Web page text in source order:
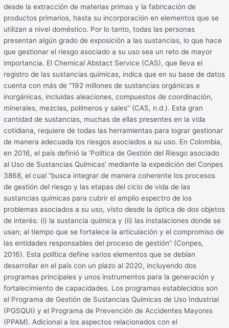
desde la extracción de materias primas y la fabricación de
productos primarios, hasta su incorporación en elementos que se
utilizan a nivel doméstico. Por lo tanto, todas las personas
presentan algún grado de exposición a las sustancias, lo que hace
que gestionar el riesgo asociado a su uso sea un reto de mayor
importancia. El Chemical Abstact Service (CAS), que lleva el
registro de las sustancias químicas, indica que en su base de datos
cuenta con más de “192 millones de sustancias orgánicas e
inorgánicas, incluidas aleaciones, compuestos de coordinación,
minerales, mezclas, polímeros y sales” (CAS, n.d.). Esta gran
cantidad de sustancias, muchas de ellas presentes en la vida
cotidiana, requiere de todas las herramientas para lograr gestionar
de manera adecuada los riesgos asociados a su uso. En Colombia,
en 2016, el país definió la ‘Política de Gestión del Riesgo asociado
al Uso de Sustancias Químicas’ mediante la expedición del Conpes
3868, el cual “busca integrar de manera coherente los procesos
de gestión del riesgo y las etapas del ciclo de vida de las
sustancias químicas para cubrir el amplio espectro de los
problemas asociados a su uso, visto desde la óptica de dos objetos
de interés: (i) la sustancia química y (ii) las instalaciones donde se
usan; al tiempo que se fortalece la articulación y el compromiso de
las entidades responsables del proceso de gestión” (Conpes,
2016). Esta política define varios elementos que se debían
desarrollar en el país con un plazo al 2020, incluyendo dos
programas principales y unos instrumentos para la generación y
fortalecimiento de capacidades. Los programas establecidos son
el Programa de Gestión de Sustancias Químicas de Uso Industrial
(PGSQUI) y el Programa de Prevención de Accidentes Mayores
(PPAM). Adicional a los aspectos relacionados con el